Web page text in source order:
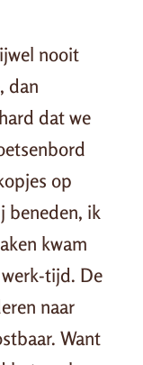
nooit
dan
dat we
op
beneden, ik
kwam
tijd. De
naar
Want